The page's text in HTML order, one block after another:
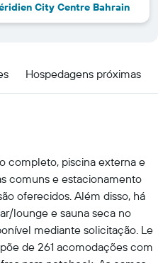
City Centre Bahrain
Hospedagens próximas
completo, piscina externa e
comuns e estacionamento
oferecidos. Além disso, há
lounge e sauna seca no
mediante solicitação. Le
de 261 acomodações com